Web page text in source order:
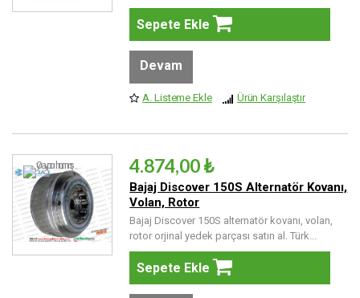
Sepete Ekle
Devam
A. Listeme Ekle Ürün Karşılaştır
4.874,00 ₺
Bajaj Discover 150S Alternatör Kovanı,
Volan, Rotor
Bajaj Discover 150S alternatör kovanı, volan,
rotor orjinal yedek parçası satın al. Türk...
Sepete Ekle